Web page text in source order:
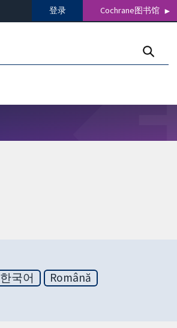
登录 Cochrane图书馆
한국어
Română